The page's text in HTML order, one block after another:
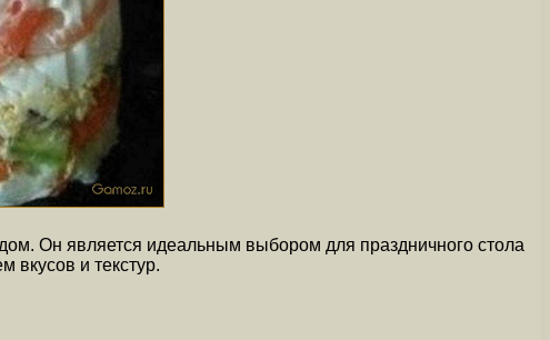
Он является идеальным выбором для праздничного стола
вкусов и текстур.